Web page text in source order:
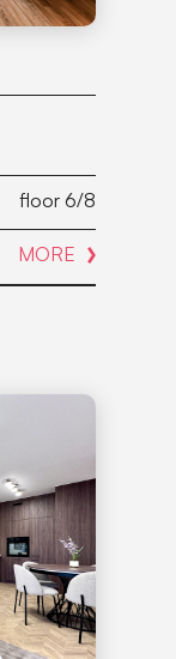
floor 6/8
MORE